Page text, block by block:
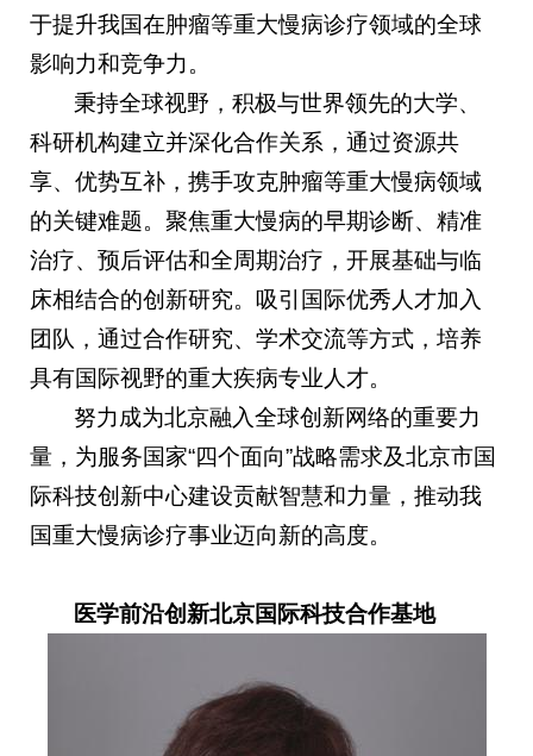
于提升我国在肿瘤等重大慢病诊疗领域的全球
影响力和竞争力。
秉持全球视野，积极与世界领先的大学、
科研机构建立并深化合作关系，通过资源共
享、优势互补，携手攻克肿瘤等重大慢病领域
的关键难题。聚焦重大慢病的早期诊断、精准
治疗、预后评估和全周期治疗，开展基础与临
床相结合的创新研究。吸引国际优秀人才加入
团队，通过合作研究、学术交流等方式，培养
具有国际视野的重大疾病专业人才。
努力成为北京融入全球创新网络的重要力
量，为服务国家“四个面向”战略需求及北京市国
际科技创新中心建设贡献智慧和力量，推动我
国重大慢病诊疗事业迈向新的高度。
医学前沿创新北京国际科技合作基地